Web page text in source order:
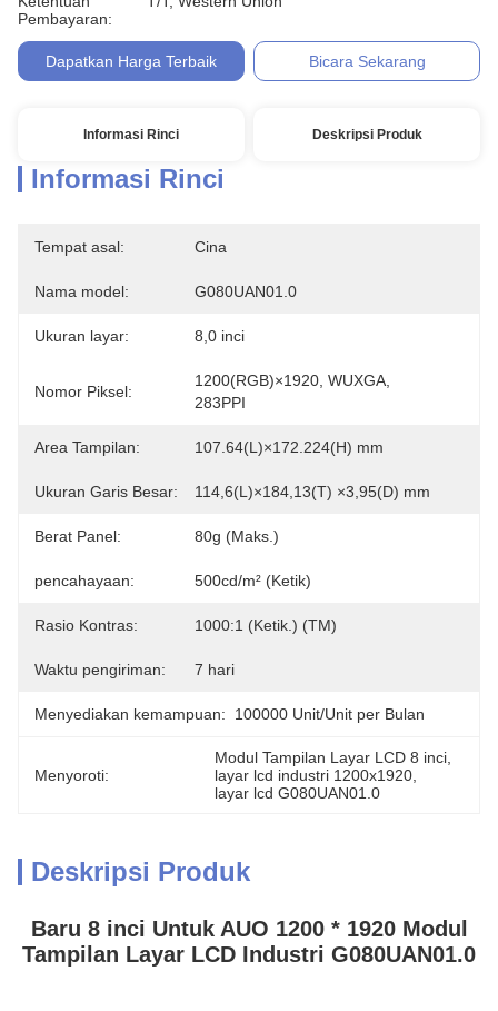
Pembayaran:
Dapatkan Harga Terbaik Bicara Sekarang
Informasi Rinci Deskripsi Produk
Informasi Rinci
Tempat asal: Cina
Nama model: G080UAN01.0
Ukuran layar: 8,0 inci
Nomor Piksel:
1200(RGB)×1920, WUXGA,
283PPI
Area Tampilan: 107.64(L)×172.224(H) mm
Ukuran Garis Besar: 114,6(L)×184,13(T) ×3,95(D) mm
Berat Panel: 80g (Maks.)
pencahayaan: 500cd/m² (Ketik)
Rasio Kontras: 1000:1 (Ketik.) (TM)
Waktu pengiriman: 7 hari
Menyediakan kemampuan: 100000 Unit/Unit per Bulan
Menyoroti:
Modul Tampilan Layar LCD 8 inci
layar lcd industri 1200x1920
layar lcd G080UAN01.0
Deskripsi Produk
Baru 8 inci Untuk AUO 1200 * 1920 Modul
Tampilan Layar LCD Industri G080UAN01.0